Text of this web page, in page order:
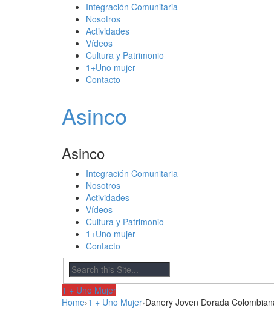
Integración Comunitaria
Nosotros
Actividades
Vídeos
Cultura y Patrimonio
1+Uno mujer
Contacto
Asinco
Asinco
Integración Comunitaria
Nosotros
Actividades
Vídeos
Cultura y Patrimonio
1+Uno mujer
Contacto
1 + Uno Mujer
Home›1 + Uno Mujer›Danery Joven Dorada